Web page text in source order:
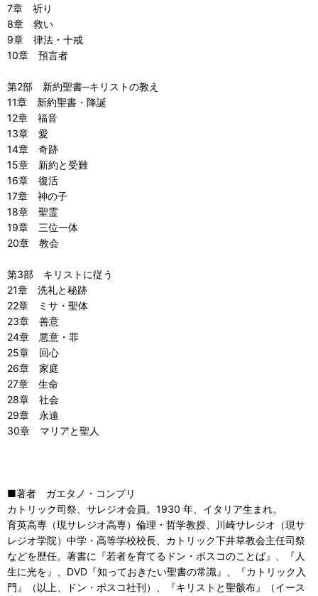
7章 祈り
8章 救い
9章 律法・十戒
10章 預言者
第2部 新約聖書─キリストの教え
11章 新約聖書・降誕
12章 福音
13章 愛
14章 奇跡
15章 新約と受難
16章 復活
17章 神の子
18章 聖霊
19章 三位一体
20章 教会
第3部 キリストに従う
21章 洗礼と秘跡
22章 ミサ・聖体
23章 善意
24章 悪意・罪
25章 回心
26章 家庭
27章 生命
28章 社会
29章 永遠
30章 マリアと聖人
■著者 ガエタノ・コンプリ
カトリック司祭、サレジオ会員。1930 年、イタリア生まれ。
育英高専（現サレジオ高専）倫理・哲学教授、川崎サレジオ（現サ
レジオ学院）中学・高等学校校長、カトリック下井草教会主任司祭
などを歴任。著書に『若者を育てるドン・ボスコのことば』、『人
生に光を』、DVD『知っておきたい聖書の常識』、『カトリック入
門』（以上、ドン・ボスコ社刊）、『キリストと聖骸布』（イース